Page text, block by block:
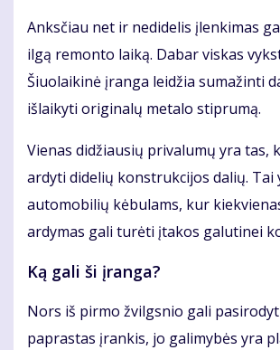
Anksčiau net ir nedidelis įlenkimas
ilgą remonto laiką. Dabar viskas
Šiuolaikinė įranga leidžia sumažinti
išlaikyti originalų metalo stiprumą.
Vienas didžiausių privalumų yra tas,
ardyti didelių konstrukcijos dalių. Tai
automobilių kėbulams, kur
ardymas gali turėti įtakos galutinei
Ką gali ši įranga?
Nors iš pirmo žvilgsnio gali
paprastas įrankis, jo galimybės yra